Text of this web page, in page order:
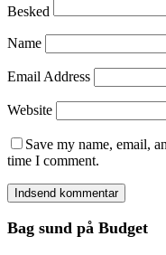
Besked
Name
Email Address
Website
Save my name, email,
time I comment.
Bag sund på Budget